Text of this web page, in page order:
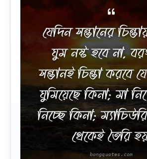
যেদিন সন্তানের
ঘুম নষ্ট হবে না,
সন্তানই চিন্তা করবে
ঘুমিয়েছে কিনা; মা
নিচ্ছে কিনা;
থেকেই তৈরি